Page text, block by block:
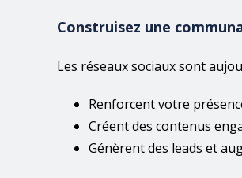
Construisez une
Les réseaux sociaux sont
Renforcent votre
Créent des contenus
Génèrent des leads et